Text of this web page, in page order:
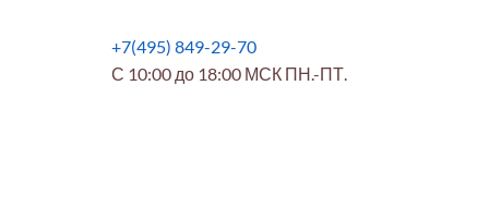
+7(495) 849-29-70
С 10:00 до 18:00 МСК ПН.-ПТ.